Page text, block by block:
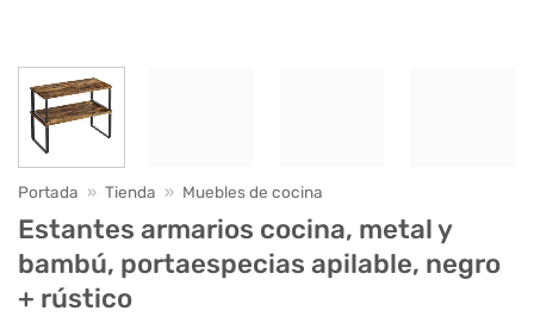
Portada » Tienda » Muebles de cocina
Estantes armarios cocina, metal y
bambú, portaespecias apilable, negro
+ rústico